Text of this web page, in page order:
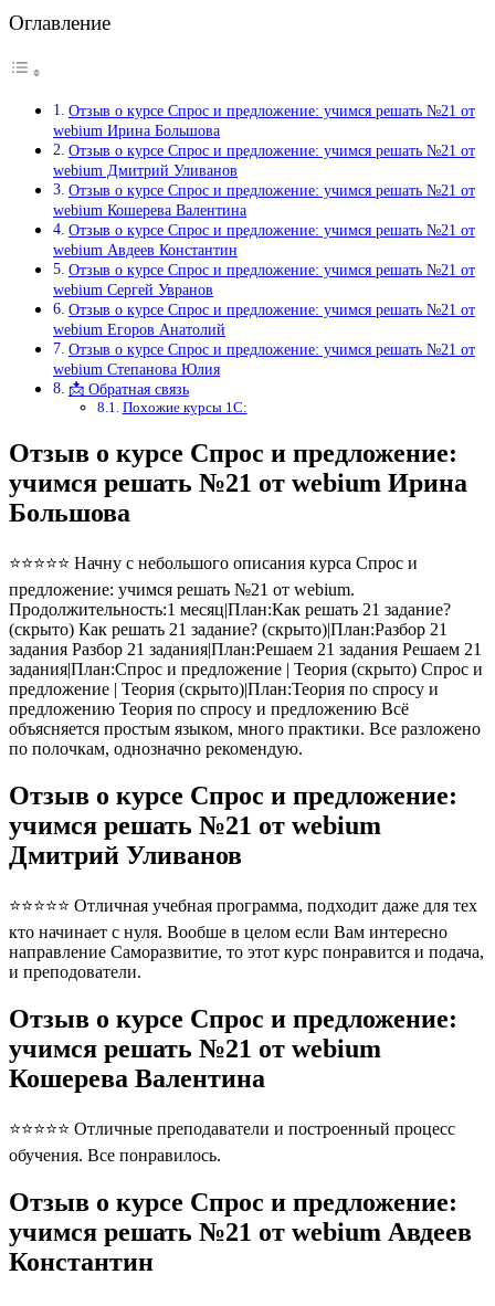
Оглавление
Отзыв о курсе Спрос и предложение: учимся решать №21 от
webium Ирина Большова
Отзыв о курсе Спрос и предложение: учимся решать №21 от
webium Дмитрий Уливанов
Отзыв о курсе Спрос и предложение: учимся решать №21 от
webium Кошерева Валентина
Отзыв о курсе Спрос и предложение: учимся решать №21 от
webium Авдеев Константин
Отзыв о курсе Спрос и предложение: учимся решать №21 от
webium Сергей Увранов
Отзыв о курсе Спрос и предложение: учимся решать №21 от
webium Егоров Анатолий
Отзыв о курсе Спрос и предложение: учимся решать №21 от
webium Степанова Юлия
📩 Обратная связь
Похожие курсы 1С:
Отзыв о курсе Спрос и предложение:
учимся решать №21 от webium Ирина
Большова
⭐⭐⭐⭐⭐ Начну с небольшого описания курса Спрос и
предложение: учимся решать №21 от webium.
Продолжительность:1 месяц|План:Как решать 21 задание?
(скрыто) Как решать 21 задание? (скрыто)|План:Разбор 21
задания Разбор 21 задания|План:Решаем 21 задания Решаем 21
задания|План:Спрос и предложение | Теория (скрыто) Спрос и
предложение | Теория (скрыто)|План:Теория по спросу и
предложению Теория по спросу и предложению Всё
объясняется простым языком, много практики. Все разложено
по полочкам, однозначно рекомендую.
Отзыв о курсе Спрос и предложение:
учимся решать №21 от webium
Дмитрий Уливанов
⭐⭐⭐⭐⭐ Отличная учебная программа, подходит даже для тех
кто начинает с нуля. Вообше в целом если Вам интересно
направление Саморазвитие, то этот курс понравится и подача,
и преподователи.
Отзыв о курсе Спрос и предложение:
учимся решать №21 от webium
Кошерева Валентина
⭐⭐⭐⭐⭐ Отличные преподаватели и построенный процесс
обучения. Все понравилось.
Отзыв о курсе Спрос и предложение:
учимся решать №21 от webium Авдеев
Константин